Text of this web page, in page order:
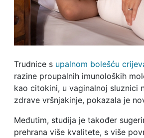
Trudnice s upalnom bolešću
razine proupalnih imunoloških
kao citokini, u vaginalnoj sluznici
zdrave vršnjakinje, pokazala je
Međutim, studija je također
prehrana više kvalitete, s više